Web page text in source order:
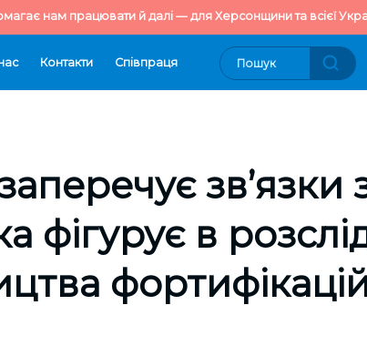
нам працювати й далі — для Херсонщини та всієї
Контакти Cпівпраця
зв’язки
фігурує в